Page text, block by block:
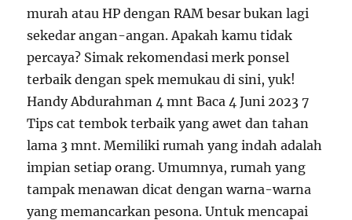
murah atau HP dengan RAM besar bukan lagi
sekedar angan-angan. Apakah kamu tidak
percaya? Simak rekomendasi merk ponsel
terbaik dengan spek memukau di sini, yuk!
Handy Abdurahman 4 mnt Baca 4 Juni 2023 7
Tips cat tembok terbaik yang awet dan tahan
lama 3 mnt. Memiliki rumah yang indah adalah
impian setiap orang. Umumnya, rumah yang
tampak menawan dicat dengan warna-warna
yang memancarkan pesona. Untuk mencapai